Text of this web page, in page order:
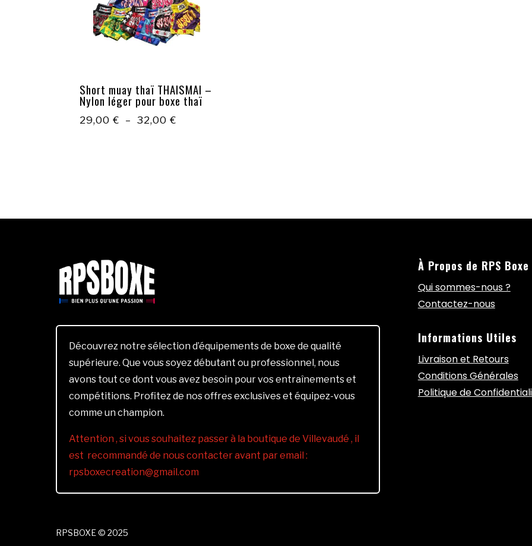
Short muay thaï THAISMAI –
Nylon léger pour boxe thaï
29,00€ – 32,00€
Découvrez notre sélection d’équipements de boxe de qualité
supérieure. Que vous soyez débutant ou professionnel, nous
avons tout ce dont vous avez besoin pour vos entraînements et
compétitions. Profitez de nos offres exclusives et équipez-vous
comme un champion.
Attention , si vous souhaitez passer à la boutique de Villevaudé , il
est recommandé de nous contacter avant par email :
rpsboxecreation@gmail.com
À Propos de RPS Boxe
Qui sommes-nous ?
Contactez-nous
Informations Utiles
Livraison et Retours
Conditions Générales
Politique de
RPSBOXE © 2025